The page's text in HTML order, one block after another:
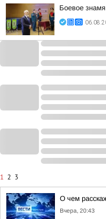
Боевое
1 2 3
О чем
Вчера, 20:43